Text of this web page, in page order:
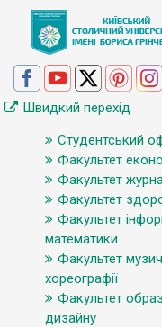
Швидкий перехід
Студентський
Факультет
Факультет
Факультет
Факультет
математики
Факультет
хореографії
Факультет
дизайну